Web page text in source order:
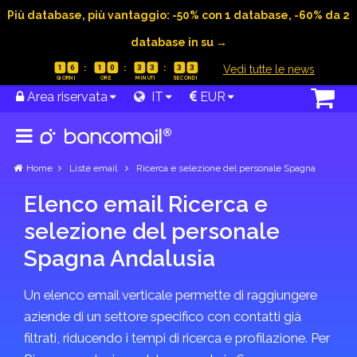
Più database, più vantaggio: -50% con 1 database, -60% da 2
database in su →
1 6 1 0 3 3 3 3 Vedi tutte le news
Area riservata IT EUR
Home Liste email Ricerca e selezione del personale Spagna
Elenco email Ricerca e
selezione del personale
Spagna Andalusia
Un elenco email verticale permette di raggiungere
aziende di un settore specifico con contatti già
filtrati, riducendo i tempi di ricerca e profilazione. Per